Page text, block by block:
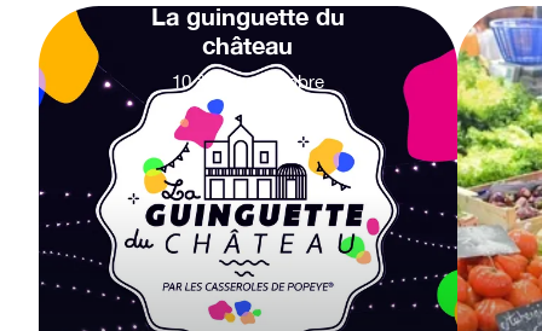
La guinguette du
château
10 & septembre